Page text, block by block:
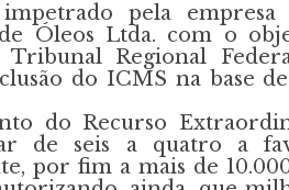
pela empresa
Óleos Ltda. com o
Regional
do ICMS na base
do Recurso
de seis a quatro a
por fim a mais de